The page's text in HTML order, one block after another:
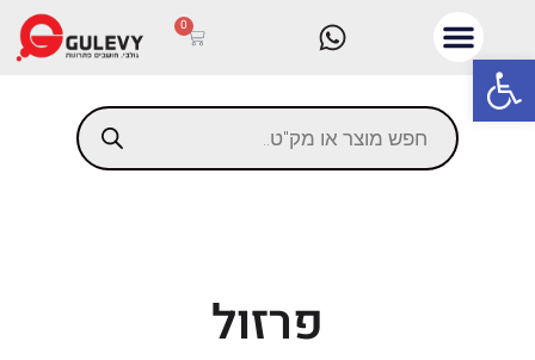
פתח סרגל נגישות
0
פרזול